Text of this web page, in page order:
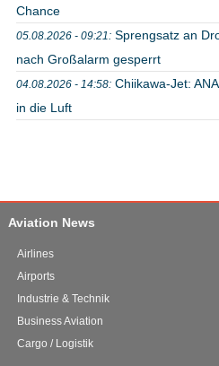
Chance
05.08.2026 - 09:21: Sprengsatz an
nach Großalarm gesperrt
04.08.2026 - 14:58: Chiikawa-Jet:
in die Luft
Aviation News
Airlines
Airports
Industrie & Technik
Business Aviation
Cargo / Logistik